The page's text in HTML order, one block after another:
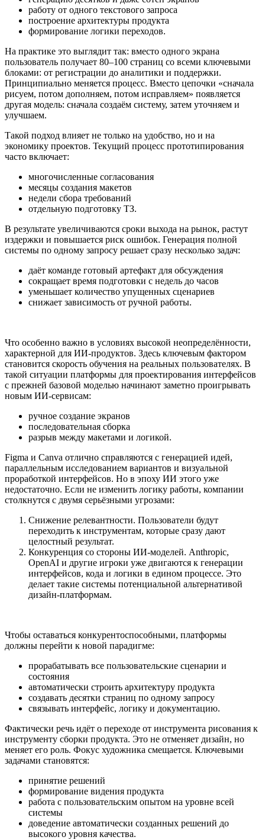
работу от одного текстового запроса
построение архитектуры продукта
формирование логики переходов.
На практике это выглядит так: вместо одного экрана
пользователь получает 80–100 страниц со всеми ключевыми
блоками: от регистрации до аналитики и поддержки.
Принципиально меняется процесс. Вместо цепочки «сначала
рисуем, потом дополняем, потом исправляем» появляется
другая модель: сначала создаём систему, затем уточняем и
улучшаем.
Такой подход влияет не только на удобство, но и на
экономику проектов. Текущий процесс прототипирования
часто включает:
многочисленные согласования
месяцы создания макетов
недели сбора требований
отдельную подготовку ТЗ.
В результате увеличиваются сроки выхода на рынок, растут
издержки и повышается риск ошибок. Генерация полной
системы по одному запросу решает сразу несколько задач:
даёт команде готовый артефакт для обсуждения
сокращает время подготовки с недель до часов
уменьшает количество упущенных сценариев
снижает зависимость от ручной работы.
Что особенно важно в условиях высокой неопределённости,
характерной для ИИ-продуктов. Здесь ключевым фактором
становится скорость обучения на реальных пользователях. В
такой ситуации платформы для проектирования интерфейсов
с прежней базовой моделью начинают заметно проигрывать
новым ИИ-сервисам:
ручное создание экранов
последовательная сборка
разрыв между макетами и логикой.
Figma и Canva отлично справляются с генерацией идей,
параллельным исследованием вариантов и визуальной
проработкой интерфейсов. Но в эпоху ИИ этого уже
недостаточно. Если не изменить логику работы, компании
столкнутся с двумя серьёзными угрозами:
Снижение релевантности. Пользователи будут
переходить к инструментам, которые сразу дают
целостный результат.
Конкуренция со стороны ИИ-моделей. Anthropic,
OpenAI и другие игроки уже двигаются к генерации
интерфейсов, кода и логики в едином процессе. Это
делает такие системы потенциальной альтернативой
дизайн-платформам.
Чтобы оставаться конкурентоспособными, платформы
должны перейти к новой парадигме:
прорабатывать все пользовательские сценарии и
состояния
автоматически строить архитектуру продукта
создавать десятки страниц по одному запросу
связывать интерфейс, логику и документацию.
Фактически речь идёт о переходе от инструмента рисования к
инструменту сборки продукта. Это не отменяет дизайн, но
меняет его роль. Фокус художника смещается. Ключевыми
задачами становятся:
принятие решений
формирование видения продукта
работа с пользовательским опытом на уровне всей
системы
доведение автоматически созданных решений до
высокого уровня качества.